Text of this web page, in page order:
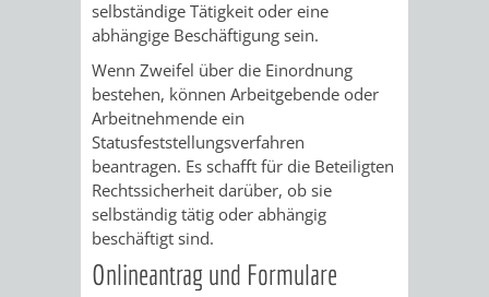
HILFE
MENSCHEN
MIT
BEHINDERUNG
MENSCHEN
MIT
DEMENZ
MIGRANTEN
/
BAUHERREN
BAUHERRENBERATUNG
GRUNDSTÜCKSWERTERMITTLUNG
BERATUNGSERGEBNISSE
TAGESORDNUNG
/
UMLEGUNGSAUSSCHUSS
BERATENDE
AUSSCHÜSSE
selbständige Tätigkeit oder eine
abhängige Beschäftigung sein.
Wenn Zweifel über die Einordnung
bestehen, können Arbeitgebende oder
Arbeitnehmende ein
Statusfeststellungsverfahren
beantragen. Es schafft für die Beteiligten
Rechtssicherheit darüber, ob sie
selbständig tätig oder abhängig
beschäftigt sind.
Onlineantrag und Formulare